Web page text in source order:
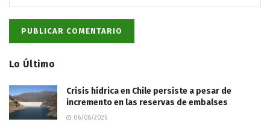
Lo Último
Crisis hídrica en Chile persiste a pesar de
incremento en las reservas de embalses
06/08/2026